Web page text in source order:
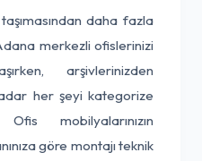
daha fazla
merkezli ofislerinizi
arşivlerinizden
her şeyi kategorize
mobilyalarınızın
göre montajı teknik